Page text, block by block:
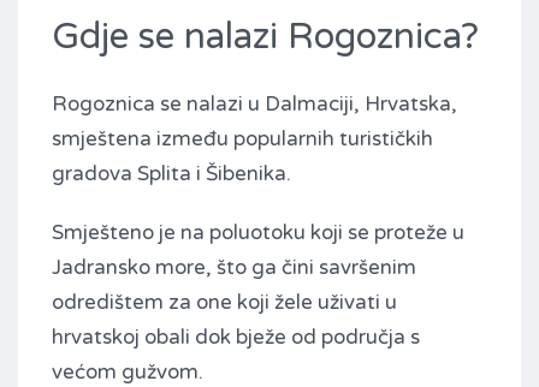
Gdje se nalazi Rogoznica?
Rogoznica se nalazi u Dalmaciji, Hrvatska,
smještena između popularnih turističkih
gradova Splita i Šibenika.
Smješteno je na poluotoku koji se proteže u
Jadransko more, što ga čini savršenim
odredištem za one koji žele uživati ​​u
hrvatskoj obali dok bježe od područja s
većom gužvom.